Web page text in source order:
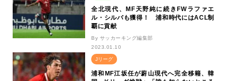
全北現代、MF天野純に続きFWラファエ
ル・シルバも獲得！ 浦和時代にはACL制
覇に貢献
By サッカーキング編集部
2023.01.10
Jリーグ
浦和MF江坂任が蔚山現代へ完全移籍、韓